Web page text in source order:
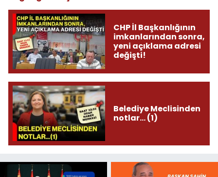
CHP İl Başkanlığının
imkanlarından sonra,
yeni açıklama adresi
değişti!
Belediye Meclisinden
notlar... (1)